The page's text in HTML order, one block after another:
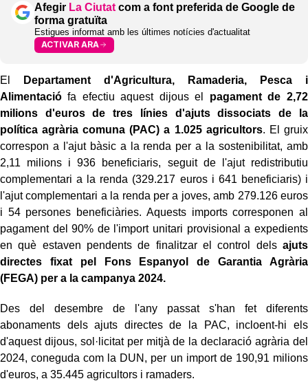
Afegir La Ciutat com a font preferida de Google de
forma gratuïta
Estigues informat amb les últimes notícies d'actualitat
ACTIVAR ARA
El
Departament d'Agricultura, Ramaderia, Pesca i
Alimentació fa efectiu aquest dijous el pagament de 2,72
milions d'euros de tres línies d'ajuts dissociats de la
política agrària comuna (PAC) a 1.025 agricultors. El gruix
correspon a l'ajut bàsic a la renda per a la sostenibilitat, amb
2,11 milions i 936 beneficiaris, seguit de l'ajut redistributiu
complementari a la renda (329.217 euros i 641 beneficiaris) i
l'ajut complementari a la renda per a joves, amb 279.126 euros
i 54 persones beneficiàries. Aquests imports corresponen al
pagament del 90% de l'import unitari provisional a expedients
en què estaven pendents de finalitzar el control dels ajuts
directes fixat pel Fons Espanyol de Garantia Agrària
(FEGA) per a la campanya 2024.
Des del desembre de l'any passat s'han fet diferents
abonaments dels ajuts directes de la PAC, incloent-hi els
d'aquest dijous, sol·licitat per mitjà de la declaració agrària del
2024, coneguda com la DUN, per un import de 190,91 milions
d'euros, a 35.445 agricultors i ramaders.